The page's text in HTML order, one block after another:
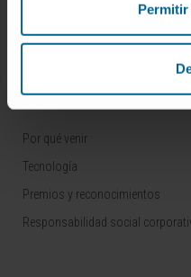
Residentes y Unidades Docentes
Área para profesionales
Por qué venir
Tecnología
Premios y reconocimientos
Responsabilidad social